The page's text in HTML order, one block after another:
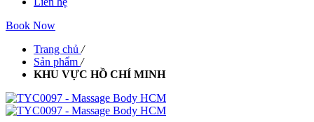
Book Now
Trang chủ /
Sản phẩm /
KHU VỰC HỒ CHÍ MINH